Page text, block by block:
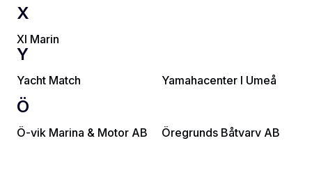
X
Xl Marin
Y
Yacht Match Yamahacenter I Umeå
Ö
Ö-vik Marina & Motor AB Öregrunds Båtvarv AB